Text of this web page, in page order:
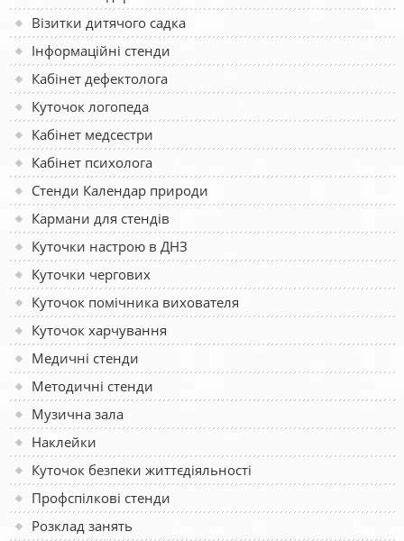
Візитки дитячого садка
Інформаційні стенди
Кабінет дефектолога
Куточок логопеда
Кабінет медсестри
Кабінет психолога
Стенди Календар природи
Кармани для стендів
Куточки настрою в ДНЗ
Куточки чергових
Куточок помічника вихователя
Куточок харчування
Медичні стенди
Методичні стенди
Музична зала
Наклейки
Куточок безпеки життєдіяльності
Профспілкові стенди
Розклад занять